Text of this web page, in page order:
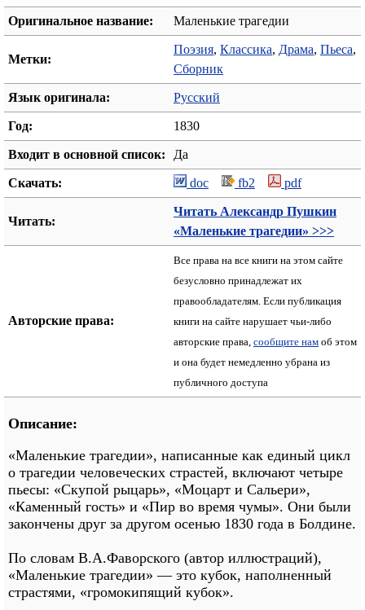
Оригинальное название: Маленькие трагедии
Метки:
Поэзия, Классика, Драма, Пьеса,
Сборник
Язык оригинала: Русский
Год: 1830
Входит в основной список: Да
Скачать: doc fb2 pdf
Читать:
Читать Александр Пушкин
«Маленькие трагедии» >>>
Авторские права:
Все права на все книги на этом сайте
безусловно принадлежат их
правообладателям. Если публикация
книги на сайте нарушает чьи-либо
авторские права, сообщите нам об этом
и она будет немедленно убрана из
публичного доступа
Описание:
«Маленькие трагедии», написанные как единый цикл
о трагедии человеческих страстей, включают четыре
пьесы: «Скупой рыцарь», «Моцарт и Сальери»,
«Каменный гость» и «Пир во время чумы». Они были
закончены друг за другом осенью 1830 года в Болдине.
По словам В.А.Фаворского (автор иллюстраций),
«Маленькие трагедии» — это кубок, наполненный
страстями, «громокипящий кубок».